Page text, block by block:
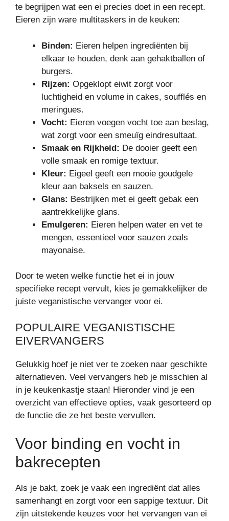
te begrijpen wat een ei precies doet in een recept.
Eieren zijn ware multitaskers in de keuken:
Binden: Eieren helpen ingrediënten bij
elkaar te houden, denk aan gehaktballen of
burgers.
Rijzen: Opgeklopt eiwit zorgt voor
luchtigheid en volume in cakes, soufflés en
meringues.
Vocht: Eieren voegen vocht toe aan beslag,
wat zorgt voor een smeuïg eindresultaat.
Smaak en Rijkheid: De dooier geeft een
volle smaak en romige textuur.
Kleur: Eigeel geeft een mooie goudgele
kleur aan baksels en sauzen.
Glans: Bestrijken met ei geeft gebak een
aantrekkelijke glans.
Emulgeren: Eieren helpen water en vet te
mengen, essentieel voor sauzen zoals
mayonaise.
Door te weten welke functie het ei in jouw
specifieke recept vervult, kies je gemakkelijker de
juiste veganistische vervanger voor ei.
POPULAIRE VEGANISTISCHE
EIVERVANGERS
Gelukkig hoef je niet ver te zoeken naar geschikte
alternatieven. Veel vervangers heb je misschien al
in je keukenkastje staan! Hieronder vind je een
overzicht van effectieve opties, vaak gesorteerd op
de functie die ze het beste vervullen.
Voor binding en vocht in
bakrecepten
Als je bakt, zoek je vaak een ingrediënt dat alles
samenhangt en zorgt voor een sappige textuur. Dit
zijn uitstekende keuzes voor het vervangen van ei